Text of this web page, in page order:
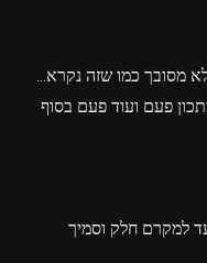
מסובך כמו שזה נקרא…
פעם ועוד פעם בסוף
למקרם חלק וסמיך